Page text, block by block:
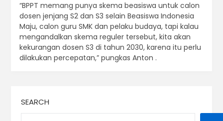
“BPPT memang punya skema beasiswa untuk calon
dosen jenjang S2 dan S3 selain Beasiswa Indonesia
Maju, calon guru SMK dan pelaku budaya, tapi kalau
mengandalkan skema reguler tersebut, kita akan
kekurangan dosen S3 di tahun 2030, karena itu perlu
dilakukan percepatan,” pungkas Anton .
SEARCH